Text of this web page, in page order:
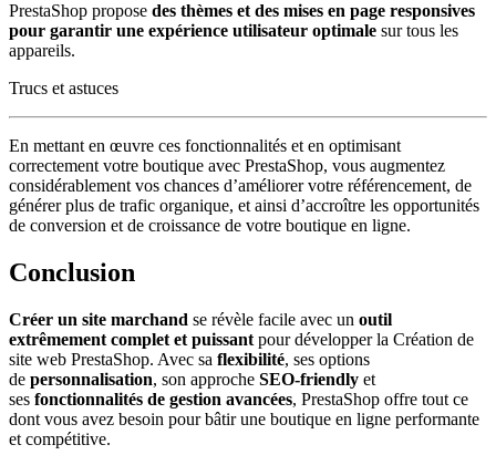
PrestaShop propose des thèmes et des mises en page responsives
pour garantir une expérience utilisateur optimale sur tous les
appareils.
Trucs et astuces
En mettant en œuvre ces fonctionnalités et en optimisant
correctement votre boutique avec PrestaShop, vous augmentez
considérablement vos chances d’améliorer votre référencement, de
générer plus de trafic organique, et ainsi d’accroître les opportunités
de conversion et de croissance de votre boutique en ligne.
Conclusion
Créer un site marchand se révèle facile avec un outil
extrêmement complet et puissant pour développer la Création de
site web PrestaShop. Avec sa flexibilité, ses options
de personnalisation, son approche SEO-friendly et
ses fonctionnalités de gestion avancées, PrestaShop offre tout ce
dont vous avez besoin pour bâtir une boutique en ligne performante
et compétitive.